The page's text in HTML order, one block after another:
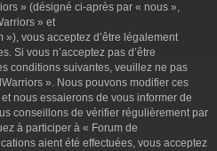
» (désigné ci-après par « nous »,
» et
vous acceptez d’être légalement
Si vous n’acceptez pas d’être
conditions suivantes, veuillez ne pas
». Nous pouvons modifier ces
nous essaierons de vous informer de
conseillons de vérifier régulièrement par
à participer à « Forum de
aient été effectuées, vous acceptez